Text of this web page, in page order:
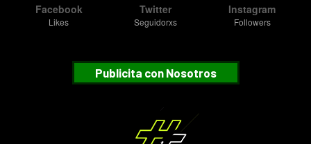
Facebook
Likes
Twitter
Seguidorxs
Instagram
Followers
Publicita con Nosotros